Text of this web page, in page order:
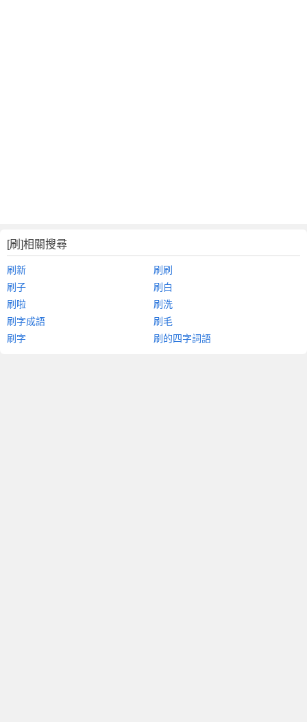
[刷]相關搜尋
刷新
刷刷
刷子
刷白
刷啦
刷洗
刷字成語
刷毛
刷字
刷的四字詞語